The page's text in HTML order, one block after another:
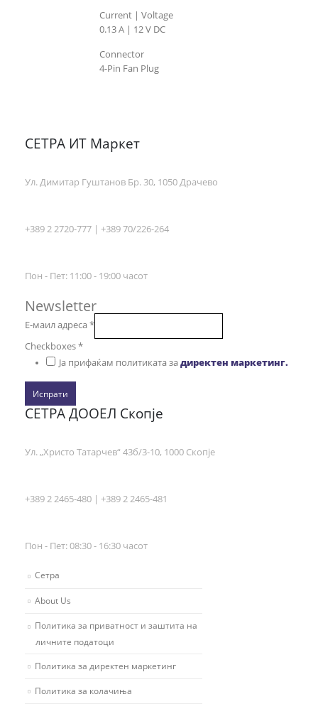
Current | Voltage
0.13 A | 12 V DC
Connector
4-Pin Fan Plug
СЕТРА ИТ Маркет
Ул. Димитар Гуштанов Бр. 30, 1050 Драчево
+389 2 2720-777 | +389 70/226-264
Пон - Пет: 11:00 - 19:00 часот
Newsletter
Е-маил адреса*
Checkboxes*
Ја прифаќам политиката задиректен маркетинг.
Испрати
СЕТРА ДООЕЛ Скопје
Ул. „Христо Татарчев“ 43б/3-10, 1000 Скопје
+389 2 2465-480 | +389 2 2465-481
Пон - Пет: 08:30 - 16:30 часот
Сетра
About Us
Политика за приватност и заштита на
личните податоци
Политика за директен маркетинг
Политика за колачиња